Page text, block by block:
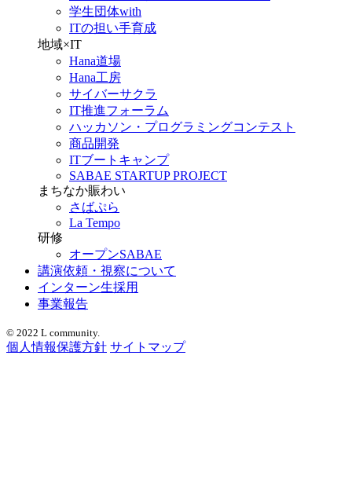
学生団体with
ITの担い手育成
地域×IT
Hana道場
Hana工房
サイバーサクラ
IT推進フォーラム
ハッカソン・プログラミングコンテスト
商品開発
ITブートキャンプ
SABAE STARTUP PROJECT
まちなか賑わい
さばぷら
La Tempo
研修
オープンSABAE
講演依頼・視察について
インターン生採用
事業報告
© 2022 L community.
個人情報保護方針 サイトマップ